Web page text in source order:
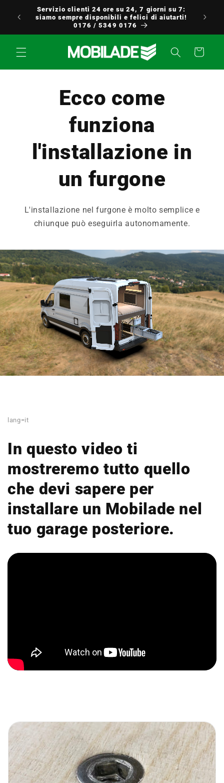
direttamente
ai contenuti
Servizio clienti 24 ore su 24, 7 giorni su 7:
siamo sempre disponibili e felici di aiutarti!
0176 / 5349 0176
Carrello
Ecco come
funziona
l'installazione in
un furgone
L'installazione nel furgone è molto semplice e
chiunque può eseguirla autonomamente.
lang=it
In questo video ti
mostreremo tutto quello
che devi sapere per
installare un Mobilade nel
tuo garage posteriore.